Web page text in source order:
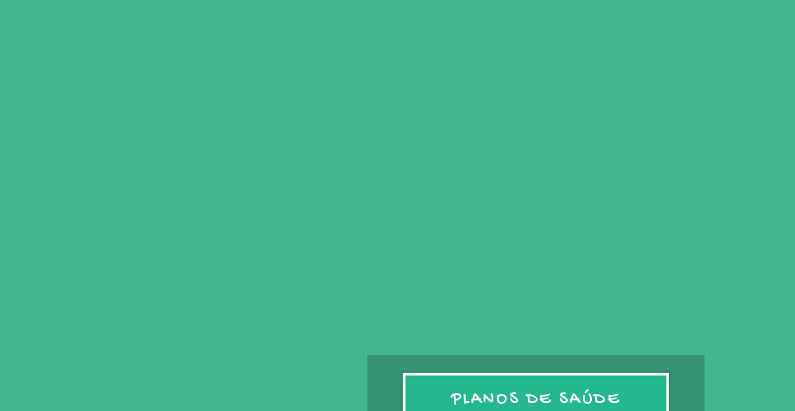
PLANOS DE SAÚDE